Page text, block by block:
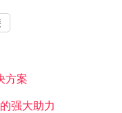
方案
强大助力